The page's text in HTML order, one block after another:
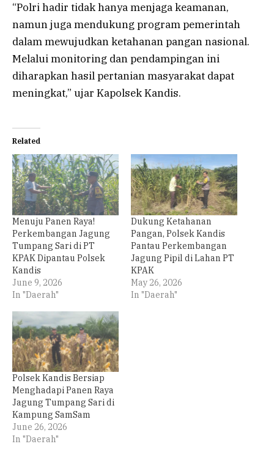
“Polri hadir tidak hanya menjaga keamanan,
namun juga mendukung program pemerintah
dalam mewujudkan ketahanan pangan nasional.
Melalui monitoring dan pendampingan ini
diharapkan hasil pertanian masyarakat dapat
meningkat,” ujar Kapolsek Kandis.
Related
Menuju Panen Raya!
Perkembangan Jagung
Tumpang Sari di PT
KPAK Dipantau Polsek
Kandis
June 9, 2026
In "Daerah"
Dukung Ketahanan
Pangan, Polsek Kandis
Pantau Perkembangan
Jagung Pipil di Lahan PT
KPAK
May 26, 2026
In "Daerah"
Polsek Kandis Bersiap
Menghadapi Panen Raya
Jagung Tumpang Sari di
Kampung SamSam
June 26, 2026
In "Daerah"